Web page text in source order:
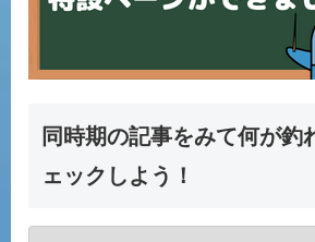
同時期の記事をみて何が釣
ェックしよう！